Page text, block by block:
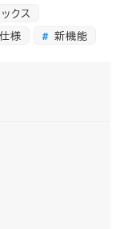
クス
様 新機能